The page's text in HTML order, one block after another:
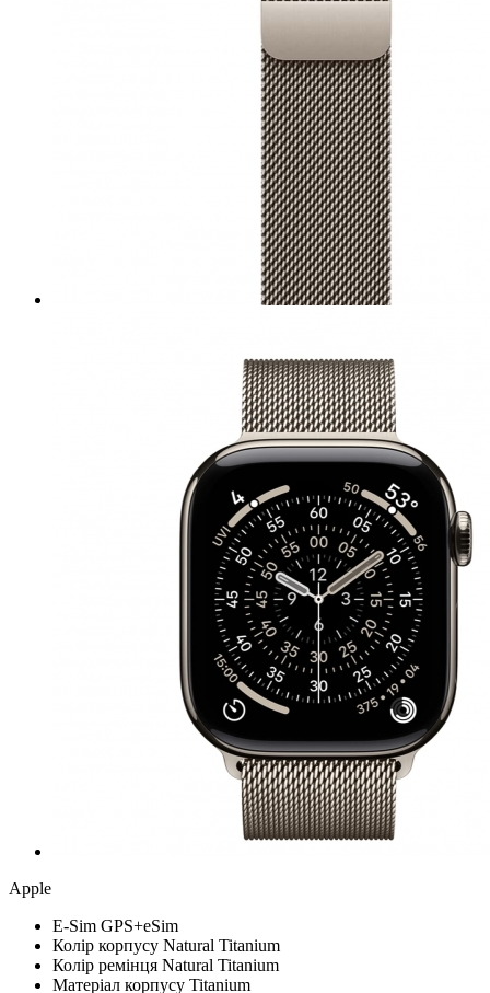
Apple
Е-Sim GPS+eSim
Колір корпусу Natural Titanium
Колір ремінця Natural Titanium
Матеріал корпусу Titanium